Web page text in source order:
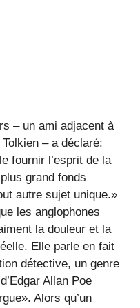
– un ami adjacent à
– a déclaré:
fournir l’esprit de la
grand fonds
autre sujet unique.»
les anglophones
la douleur et la
Elle parle en fait
détective, un genre
Allan Poe
Alors qu’un